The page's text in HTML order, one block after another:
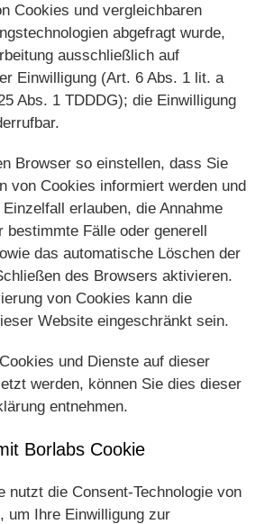
Cookies und vergleichbaren
abgefragt wurde,
ausschließlich auf
Einwilligung (Art. 6 Abs. 1 lit. a
Abs. 1 TDDDG); die Einwilligung
Browser so einstellen, dass Sie
von Cookies informiert werden und
erlauben, die Annahme
bestimmte Fälle oder generell
das automatische Löschen der
des Browsers aktivieren.
von Cookies kann die
Website eingeschränkt sein.
und Dienste auf dieser
werden, können Sie dies dieser
entnehmen.
Borlabs Cookie
nutzt die Consent-Technologie von
um Ihre Einwilligung zur